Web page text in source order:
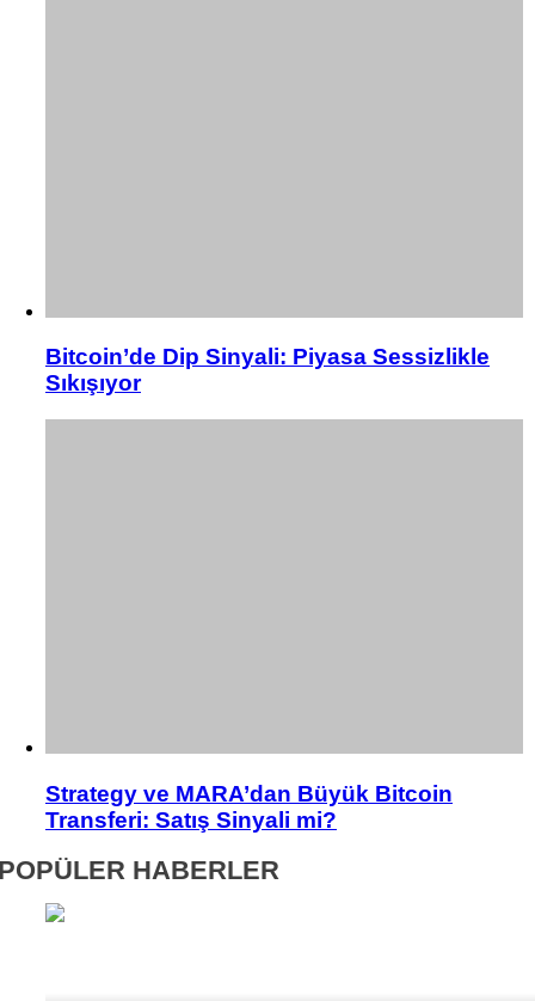
Bitcoin’de Dip Sinyali: Piyasa Sessizlikle
Sıkışıyor
Strategy ve MARA’dan Büyük Bitcoin
Transferi: Satış Sinyali mi?
HABERLER